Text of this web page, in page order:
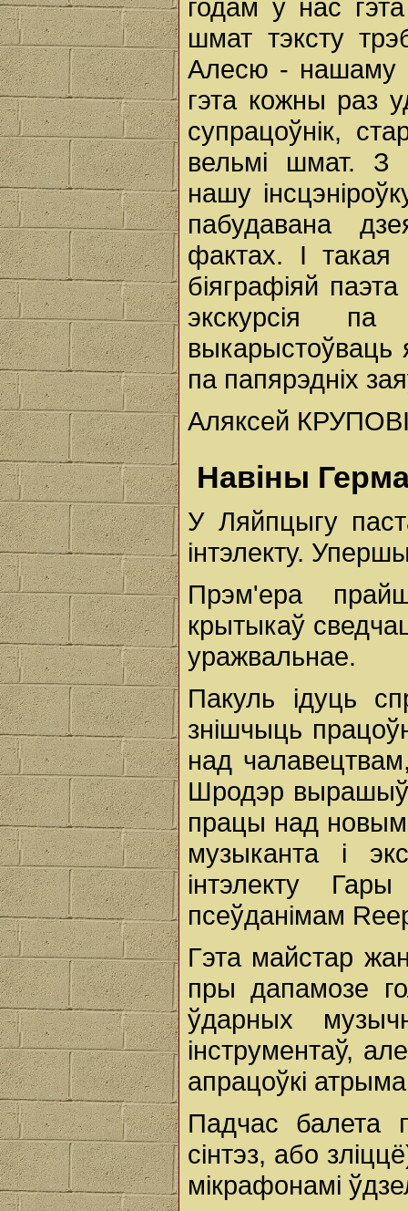
годам у нас
шмат тэксту
Алесю - нашаму
гэта кожны раз
супрацоўнік,
вельмі шмат. З
нашу
пабудавана
фактах. І такая
біяграфіяй
экскурсія
выкарыстоўваць
па папярэдніх
Аляксей
Навіны
У Ляйпцыгу
інтэлекту.
Прэм'ера
крытыкаў
уражвальнае.
Пакуль ідуць
знішчыць
над
Шродэр вырашыў
працы над новым
музыканта і
інтэлекту
псеўданімам
Гэта майстар
пры дапамозе
ўдарных
інструментаў,
апрацоўкі
Падчас балета
сінтэз, або
мікрафонамі